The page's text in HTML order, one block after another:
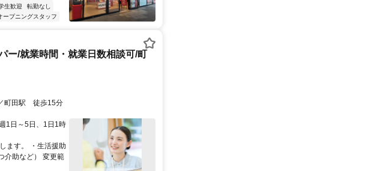
生歓迎
転勤なし
ープニングスタッフ
ー/就業時間・就業日数相談可/町
田駅 徒歩12分 ・JR横浜線／町田駅 徒歩15分
1日～5日、1日1時
ます。 ・生活援助
介助など） 変更範